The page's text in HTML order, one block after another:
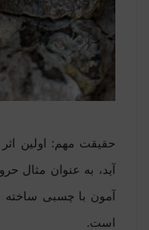
حقیقت مهم: اولین
آید، به عنوان مثال
آمون با چسبی ساخته
است.